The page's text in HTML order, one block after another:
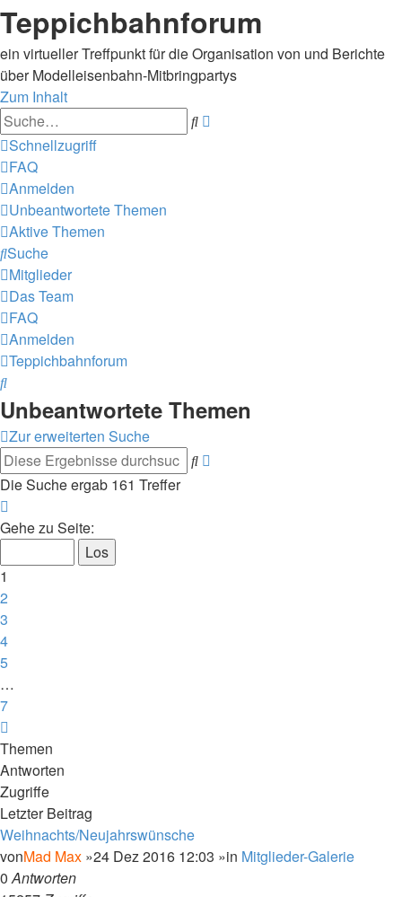
Teppichbahnforum
ein virtueller Treffpunkt für die Organisation von und Berichte
über Modelleisenbahn-Mitbringpartys
Zum Inhalt
Suche
Schnellzugriff
FAQ
Anmelden
Unbeantwortete Themen
Aktive Themen
Suche
Mitglieder
Das Team
FAQ
Anmelden
Teppichbahnforum
Suche
Unbeantwortete Themen
Zur erweiterten Suche
Suche
Die Suche ergab 161 Treffer
1
7
Gehe zu Seite:
1
2
3
4
5
…
7
Themen
Antworten
Zugriffe
Letzter Beitrag
Weihnachts/Neujahrswünsche
vonMad Max »24 Dez 2016 12:03 »in Mitglieder-Galerie
0Antworten